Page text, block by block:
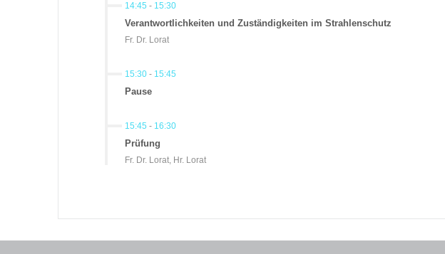
14:45 - 15:30
Verantwortlichkeiten und Zuständigkeiten im Strahlenschutz
Fr. Dr. Lorat
15:30- 15:45
Pause
15:45 - 16:30
Prüfung
Fr. Dr. Lorat, Hr. Lorat